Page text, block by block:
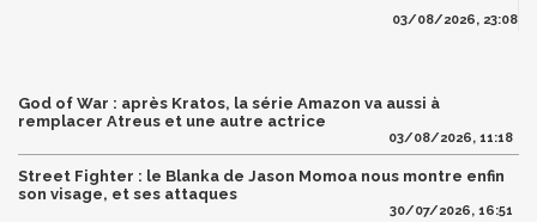
03/08/2026, 23:08
God of War : après Kratos, la série Amazon va aussi à
remplacer Atreus et une autre actrice
03/08/2026, 11:18
Street Fighter : le Blanka de Jason Momoa nous montre enfin
son visage, et ses attaques
30/07/2026, 16:51